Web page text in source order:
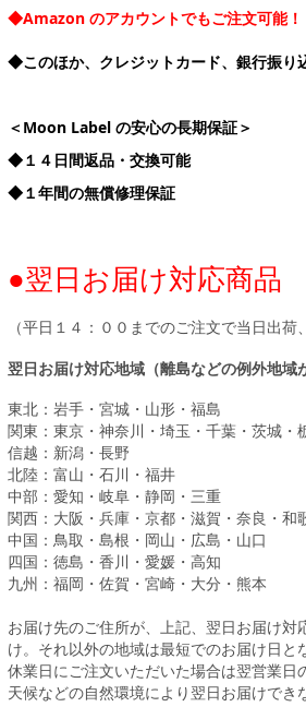
◆Amazon のアカウントでもご注文可能！
◆このほか、クレジットカード、銀行振り
＜Moon Label の安心の長期保証＞
◆１４日間返品・交換可能
◆１年間の無償修理保証
●翌日お届け対応商品
（平日１４：００までのご注文で当日出荷
翌日お届け対応地域（離島などの例外地域
東北：岩手・宮城・山形・福島
関東：東京・神奈川・埼玉・千葉・茨城・
信越：新潟・長野
北陸：富山・石川・福井
中部：愛知・岐阜・静岡・三重
関西：大阪・兵庫・京都・滋賀・奈良・和
中国：鳥取・島根・岡山・広島・山口
四国：徳島・香川・愛媛・高知
九州：福岡・佐賀・宮崎・大分・熊本
お届け先のご住所が、上記、翌日お届け対
け。それ以外の地域は最短でのお届け日と
休業日にご注文いただいた場合は翌営業日
天候などの自然環境により翌日お届けでき